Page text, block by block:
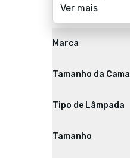
Ver mais
Marca
Tamanho da Cama
Tipo de Lâmpada
Tamanho